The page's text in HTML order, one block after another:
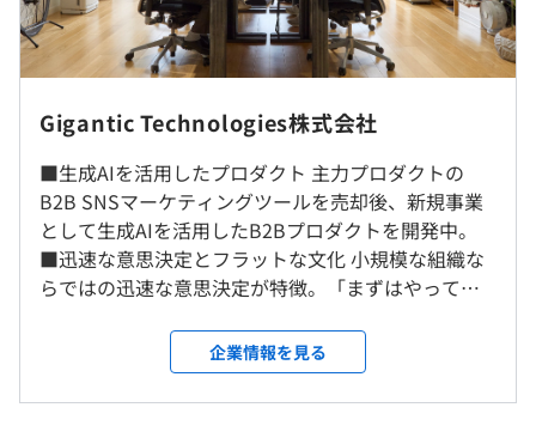
【受託開発事業】
■アパレルECアプリ(iOS&Android) プロジェクト人数 : 3
名 開発期間 : 4ヶ月
4名 開発期間 : 6ヶ月
・技術書購入代の補助制度
・AIツール導入 (GitHub Copilot, ChatGPT, CodeRabbit
■ハイブリッド勤務（リモート+出社）
小さいチームや新規事業の立ち上げでは、ラグを無くして
リアルでの会話が重要だと考えているので、基本は出社し
て一緒に同じ場所で働いています。ただ、週に1日（水曜
日）は、がっつり作業ができるようにリモートワークとな
っています。
就業場所の変更範囲
東京本社、および自宅
会社の定める場所（テレワークをおこなう場所を含む）
・祝日
・年末年始休暇
・慶弔休暇
・有給休暇
・特別休暇
Gigantic Technologies株式会社
■生成AIを活用したプロダクト 主力プロダクトの
B2B SNSマーケティングツールを売却後、新規事業
として生成AIを活用したB2Bプロダクトを開発中。
■迅速な意思決定とフラットな文化 小規模な組織な
らではの迅速な意思決定が特徴。「まずはやってみ
の変化に柔軟に対応しています。全メンバーが自由に
意見を出し合うフラットな文化を推進。異なるバッ
クグラウンドのメンバーが多角的な視点でアイデア
企業情報を見る